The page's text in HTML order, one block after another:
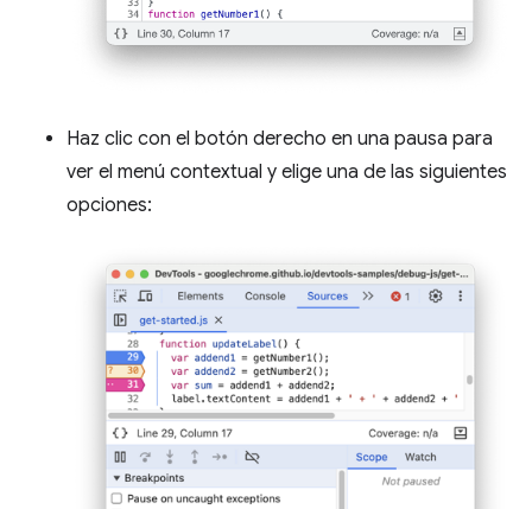
Haz clic con el botón derecho en una pausa para
ver el menú contextual y elige una de las siguientes
opciones: